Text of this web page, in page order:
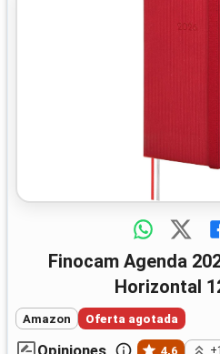
Finocam Agenda 2026 Semana Vista
Horizontal
Amazon Oferta agotada
4,6